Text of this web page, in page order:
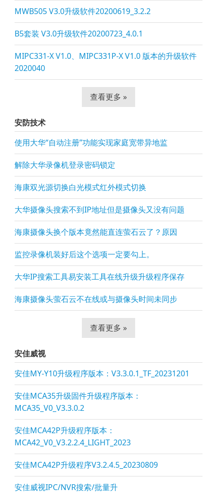
MWB505 V3.0升级软件20200619_3.2.2
B5套装 V3.0升级软件20200723_4.0.1
MIPC331-X V1.0、MIPC331P-X V1.0 版本的升级软件
2020040
查看更多 »
安防技术
使用大华“自动注册”功能实现家庭宽带异地监
解除大华录像机登录密码锁定
海康双光源切换白光模式红外模式切换
大华摄像头搜索不到IP地址但是摄像头又没有问题
海康摄像头换个版本竟然能直连萤石云了？原因
监控录像机装好后这个选项一定要勾上。
大华IP搜索工具易安装工具在线升级升级程序保存
海康摄像头萤石云不在线或与摄像头时间未同步
查看更多 »
安佳威视
安佳MY-Y10升级程序版本：V3.3.0.1_TF_20231201
安佳MCA35升级固件升级程序版本：
MCA35_V0_V3.3.0.2
安佳MCA42P升级程序版本：
MCA42_V0_V3.2.2.4_LIGHT_2023
安佳MCA42P升级程序V3.2.4.5_20230809
安佳威视IPC/NVR搜索/批量升